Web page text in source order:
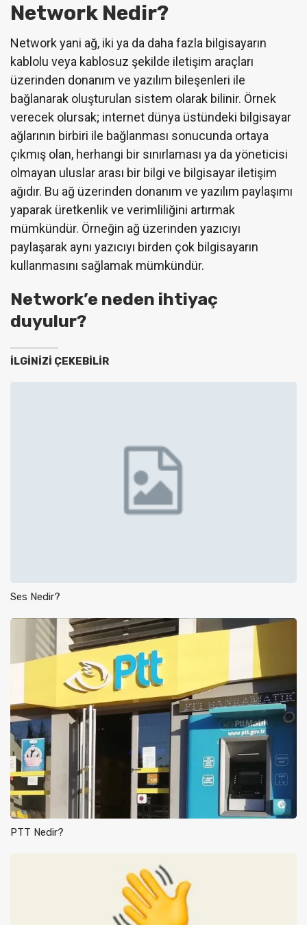
Network Nedir?
Network yani ağ, iki ya da daha fazla bilgisayarın
kablolu veya kablosuz şekilde iletişim araçları
üzerinden donanım ve yazılım bileşenleri ile
bağlanarak oluşturulan sistem olarak bilinir. Örnek
verecek olursak; internet dünya üstündeki bilgisayar
ağlarının birbiri ile bağlanması sonucunda ortaya
çıkmış olan, herhangi bir sınırlaması ya da yöneticisi
olmayan uluslar arası bir bilgi ve bilgisayar iletişim
ağıdır. Bu ağ üzerinden donanım ve yazılım paylaşımı
yaparak üretkenlik ve verimliliğini artırmak
mümkündür. Örneğin ağ üzerinden yazıcıyı
paylaşarak aynı yazıcıyı birden çok bilgisayarın
kullanmasını sağlamak mümkündür.
Network’e neden ihtiyaç
duyulur?
İLGINIZI ÇEKEBILIR
Ses Nedir?
PTT Nedir?